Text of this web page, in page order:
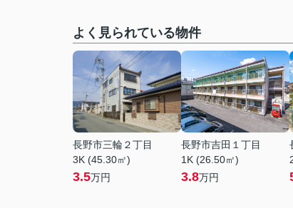
よく見られている物件
長野市三輪２丁目
3K (45.30㎡)
3.5万円
長野市吉田１丁目
1K (26.50㎡)
3.8万円